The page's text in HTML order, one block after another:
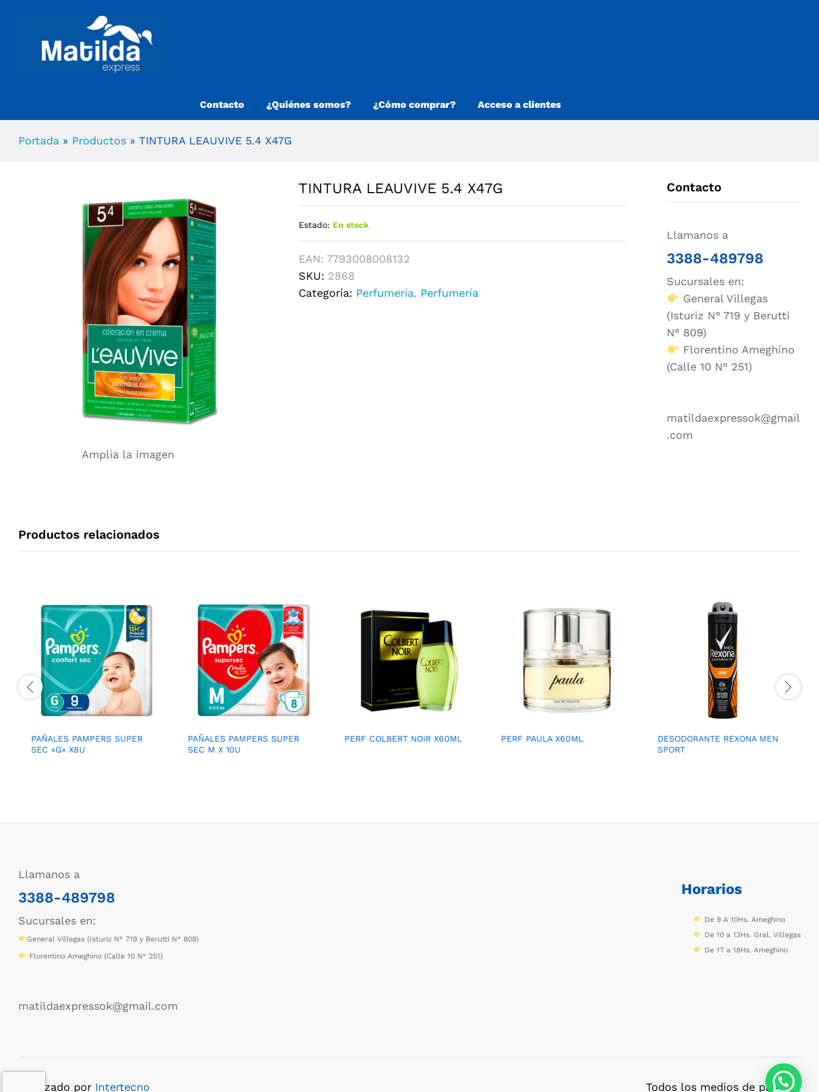
Contacto ¿Quiénes somos? ¿Cómo comprar? Acceso a clientes
Portada » Productos » TINTURA LEAUVIVE 5.4 X47G
Amplía la imagen
TINTURA LEAUVIVE 5.4 X47G
Estado: En stock
EAN: 7793008008132
SKU: 2868
Categoría: Perfumería, Perfumería
Contacto
Llamanos a
3388-489798
Sucursales en:
General Villegas
(Isturiz N° 719 y Berutti
N° 809)
Florentino Ameghino
(Calle 10 N° 251)
matildaexpressok@gmail
.com
Productos relacionados
PAÑALES PAMPERS SUPER
SEC «G» X8U
PAÑALES PAMPERS SUPER
SEC M X 10U
PERF COLBERT NOIR X60ML PERF PAULA X60ML
DESODORANTE REXONA MEN
SPORT
Llamanos a
3388-489798
Sucursales en:
General Villegas (Isturiz N° 719 y Berutti N° 809)
Florentino Ameghino (Calle 10 N° 251)
matildaexpressok@gmail.com
Horarios
De 9 A 10Hs. Ameghino
De 10 a 13Hs. Gral. Villegas
De 17 a 18Hs. Ameghino
Realizado por Intertecno Todos los medios de pago